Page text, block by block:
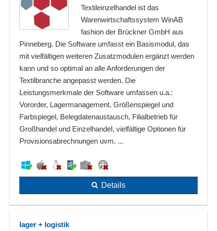
Textileinzelhandel ist das
Warenwirtschaftssystem WinAB
fashion der Brückner GmbH aus
Pinneberg. Die Software umfasst ein Basismodul, das
mit vielfältigen weiteren Zusatzmodulen ergänzt werden
kann und so optimal an alle Anforderungen der
Textilbranche angepasst werden. Die
Leistungsmerkmale der Software umfassen u.a.:
Vororder, Lagermanagement, Größenspiegel und
Farbspiegel, Belegdatenaustausch, Filialbetrieb für
Großhandel und Einzelhandel, vielfältige Optionen für
Provisionsabrechnungen uvm. ...
Details
lager + logistik